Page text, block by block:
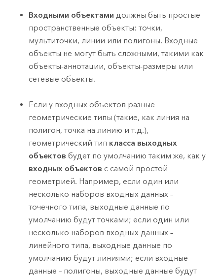
Входными объектами должны быть простые
пространственные объекты: точки,
мультиточки, линии или полигоны. Входные
объекты не могут быть сложными, такими как
объекты-аннотации, объекты-размеры или
сетевые объекты.
Если у входных объектов разные
геометрические типы (такие, как линия на
полигон, точка на линию и т.д.),
геометрический тип класса выходных
объектов будет по умолчанию таким же, как у
входных объектов с самой простой
геометрией. Например, если один или
несколько наборов входных данных –
точечного типа, выходные данные по
умолчанию будут точками; если один или
несколько наборов входных данных –
линейного типа, выходные данные по
умолчанию будут линиями; если входные
данные – полигоны, выходные данные будут